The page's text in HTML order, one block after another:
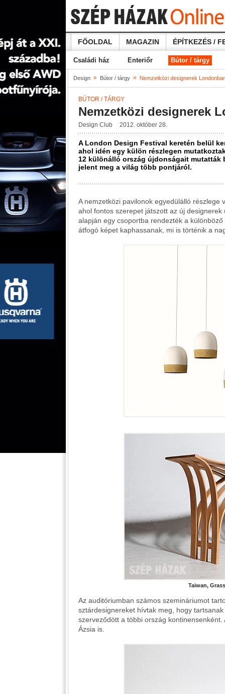
FŐOLDAL MAGAZIN ÉPÍTKEZÉS /
Családi ház Enteriőr Bútor / tárgy
Design » Bútor / tárgy » Nemzetközi designerek
BÚTOR / TÁRGY
Nemzetközi designerek
Design Club 2012. október 28.
A London Design Festival keretén belül
ahol idén egy külön részlegen
12 különálló ország újdonságait
jelent meg a világ több pontjáról.
A nemzetközi pavilonok egyedülálló részlege
ahol fontos szerepet játszott az új
alapján egy csoportba rendezték a
átfogó képet kaphassanak, mi is történik a
Taiwan,
Az auditóriumban számos szemináriumot
sztárdesignereket hívtak meg, hogy
szerveződött a többi ország
Ázsia is.